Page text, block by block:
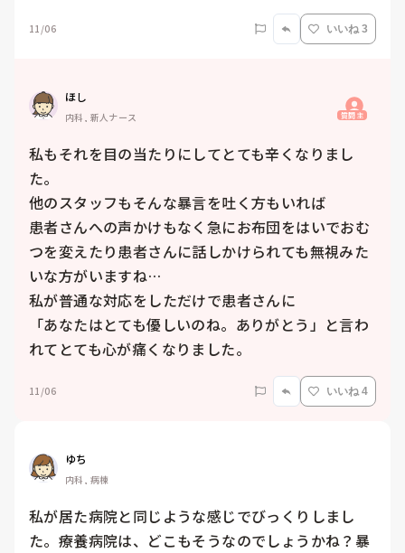
11/06 いいね 3
ほし
内科, 新人ナース 質問主
私もそれを目の当たりにしてとても辛くなりまし
た。
他のスタッフもそんな暴言を吐く方もいれば
患者さんへの声かけもなく急にお布団をはいでおむ
つを変えたり患者さんに話しかけられても無視みた
いな方がいますね…
私が普通な対応をしただけで患者さんに
「あなたはとても優しいのね。ありがとう」と言わ
れてとても心が痛くなりました。
11/06 いいね 4
ゆち
内科, 病棟
私が居た病院と同じような感じでびっくりしまし
た。療養病院は、どこもそうなのでしょうかね？暴